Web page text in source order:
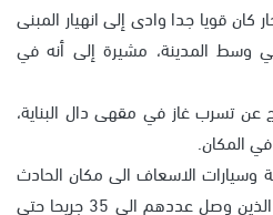
كان قويا جدا وادى إلى انهيار المبنى
وسط المدينة، مشيرة إلى أنه في
عن تسرب غاز في مقهى دال البناية،
المكان.
الاسعاف الى مكان الحادث
وشرعت بعمليات انقاذ للجرحى الذين وصل عددهم الى 35 جريحا حتى